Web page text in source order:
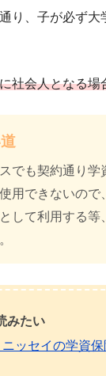
り、子が必ず大
社会人となる場
でも契約通り学
用できないので
として利用する等
みたい
ニッセイの学資